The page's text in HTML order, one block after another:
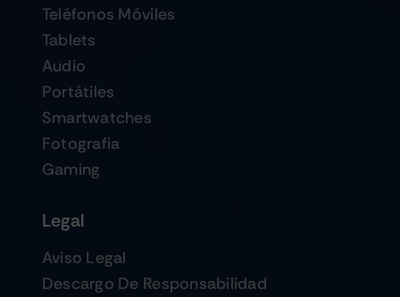
Teléfonos Móviles
Tablets
Audio
Portátiles
Smartwatches
Fotografia
Gaming
Legal
Aviso Legal
Descargo De Responsabilidad